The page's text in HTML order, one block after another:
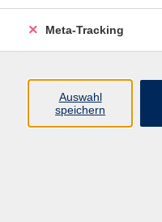
Über uns
Meta-Tracking
Auswahl
speichern